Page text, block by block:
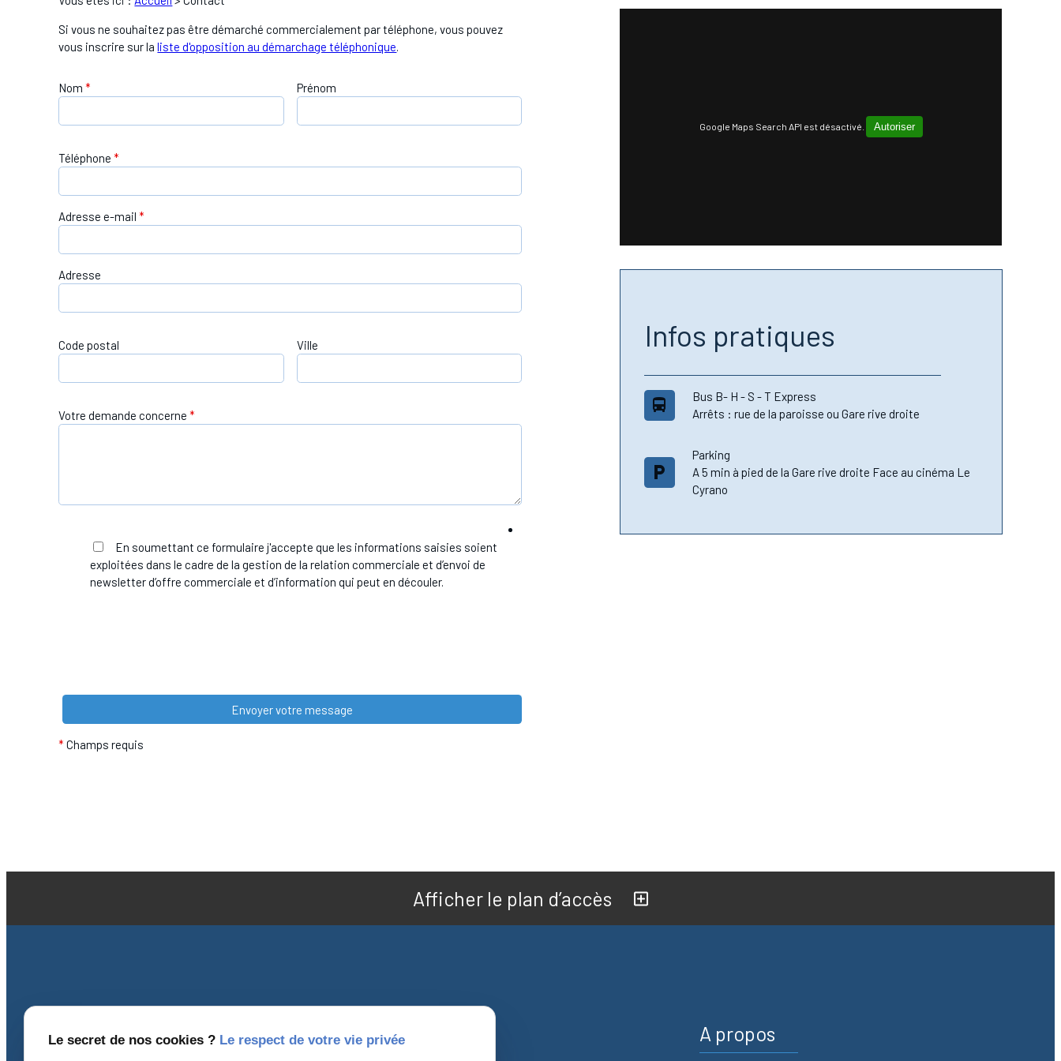
Si vous ne souhaitez pas être démarché commercialement par téléphone, vous pouvez
vous inscrire sur laliste d'opposition au démarchage téléphonique.
Nom* Prénom
Téléphone*
Adresse e-mail*
Adresse
Code postal Ville
Votre demande concerne*
En soumettant ce formulaire j'accepte que les informations saisies soient
exploitées dans le cadre de la gestion de la relation commerciale et d’envoi de
newsletter d’offre commerciale et d’information qui peut en découler.
* Champs requis
Google Maps Search API est désactivé. Autoriser
Infos pratiques
directions_bus
Bus B- H - S - T Express
Arrêts : rue de la paroisse ou Gare rive droite
local_parking
Parking
A 5 min à pied de la Gare rive droite Face au cinéma Le
Cyrano
Afficher le plan d’accès
Coordonnées Informations A propos
Le secret de nos cookies ? Le respect de votre vie privée